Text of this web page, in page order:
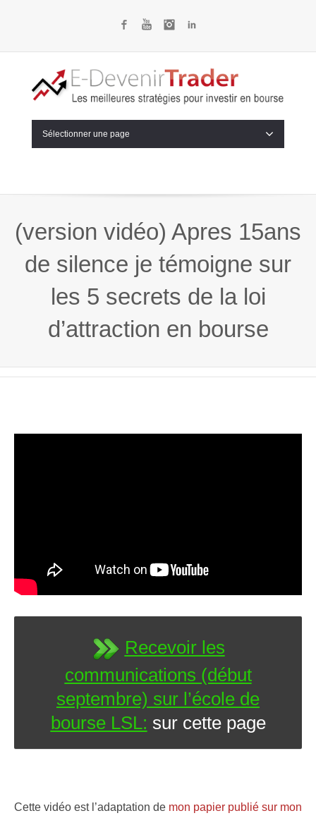
FacebookYouTubeInstagram
Sélectionner une page
(version vidéo) Apres 15ans
de silence je témoigne sur
les 5 secrets de la loi
d’attraction en bourse
Recevoir les
communications (début
septembre) sur l’école de
bourse LSL: sur cette page
Cette vidéo est l’adaptation de mon papier publié sur mon